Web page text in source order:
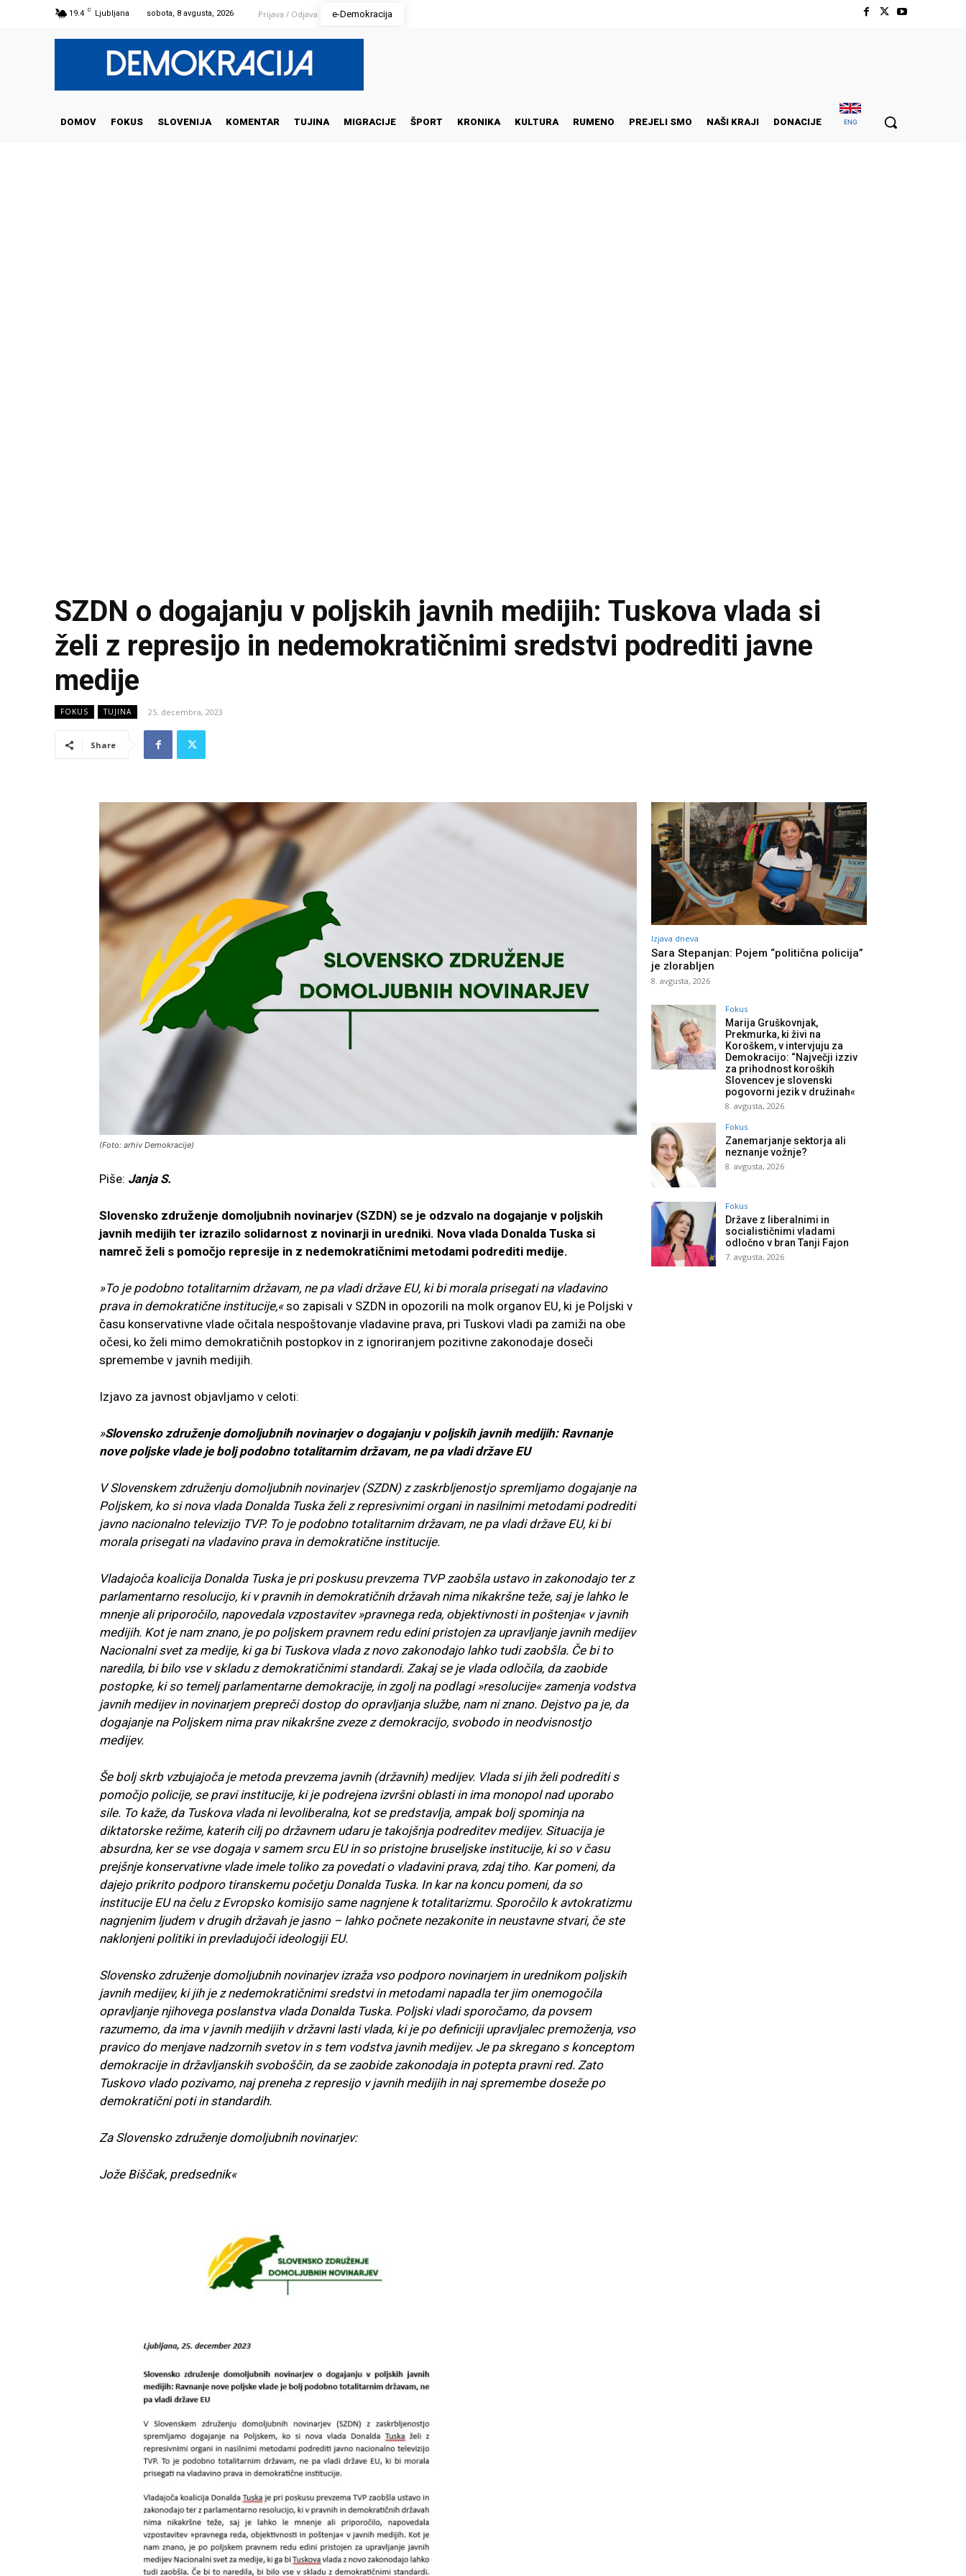
19.4 C Ljubljana sobota, 8 avgusta, 2026 Prijava / Odjava e-Demokracija
DOMOV FOKUS SLOVENIJA KOMENTAR TUJINA MIGRACIJE ŠPORT KRONIKA KULTURA RUMENO PREJELI SMO NAŠI KRAJI DONACIJE ENG
SZDN o dogajanju v poljskih javnih medijih: Tuskova vlada si
želi z represijo in nedemokratičnimi sredstvi podrediti javne
medije
FOKUS TUJINA 25. decembra, 2023
Share
(Foto: arhiv Demokracije)
Piše: Janja S.
Slovensko združenje domoljubnih novinarjev (SZDN) se je odzvalo na dogajanje v poljskih
javnih medijih ter izrazilo solidarnost z novinarji in uredniki. Nova vlada Donalda Tuska si
namreč želi s pomočjo represije in z nedemokratičnimi metodami podrediti medije.
»To je podobno totalitarnim državam, ne pa vladi države EU, ki bi morala prisegati na vladavino
prava in demokratične institucije,«so zapisali v SZDN in opozorili na molk organov EU, ki je Poljski v
času konservativne vlade očitala nespoštovanje vladavine prava, pri Tuskovi vladi pa zamiži na obe
očesi, ko želi mimo demokratičnih postopkov in z ignoriranjem pozitivne zakonodaje doseči
spremembe v javnih medijih.
Izjavo za javnost objavljamo v celoti:
»Slovensko združenje domoljubnih novinarjev o dogajanju v poljskih javnih medijih: Ravnanje
nove poljske vlade je bolj podobno totalitarnim državam, ne pa vladi države EU
V Slovenskem združenju domoljubnih novinarjev (SZDN) z zaskrbljenostjo spremljamo dogajanje na
Poljskem, ko si nova vlada Donalda Tuska želi z represivnimi organi in nasilnimi metodami podrediti
javno nacionalno televizijo TVP. To je podobno totalitarnim državam, ne pa vladi države EU, ki bi
morala prisegati na vladavino prava in demokratične institucije.
Vladajoča koalicija Donalda Tuska je pri poskusu prevzema TVP zaobšla ustavo in zakonodajo ter z
parlamentarno resolucijo, ki v pravnih in demokratičnih državah nima nikakršne teže, saj je lahko le
mnenje ali priporočilo, napovedala vzpostavitev »pravnega reda, objektivnosti in poštenja« v javnih
medijih. Kot je nam znano, je po poljskem pravnem redu edini pristojen za upravljanje javnih medijev
Nacionalni svet za medije, ki ga bi Tuskova vlada z novo zakonodajo lahko tudi zaobšla. Če bi to
naredila, bi bilo vse v skladu z demokratičnimi standardi. Zakaj se je vlada odločila, da zaobide
postopke, ki so temelj parlamentarne demokracije, in zgolj na podlagi »resolucije« zamenja vodstva
javnih medijev in novinarjem prepreči dostop do opravljanja službe, nam ni znano. Dejstvo pa je, da
dogajanje na Poljskem nima prav nikakršne zveze z demokracijo, svobodo in neodvisnostjo
medijev.
Še bolj skrb vzbujajoča je metoda prevzema javnih (državnih) medijev. Vlada si jih želi podrediti s
pomočjo policije, se pravi institucije, ki je podrejena izvršni oblasti in ima monopol nad uporabo
sile. To kaže, da Tuskova vlada ni levoliberalna, kot se predstavlja, ampak bolj spominja na
diktatorske režime, katerih cilj po državnem udaru je takojšnja podreditev medijev. Situacija je
absurdna, ker se vse dogaja v samem srcu EU in so pristojne bruseljske institucije, ki so v času
prejšnje konservativne vlade imele toliko za povedati o vladavini prava, zdaj tiho. Kar pomeni, da
dajejo prikrito podporo tiranskemu početju Donalda Tuska. In kar na koncu pomeni, da so
institucije EU na čelu z Evropsko komisijo same nagnjene k totalitarizmu. Sporočilo k avtokratizmu
nagnjenim ljudem v drugih državah je jasno – lahko počnete nezakonite in neustavne stvari, če ste
naklonjeni politiki in prevladujoči ideologiji EU.
Slovensko združenje domoljubnih novinarjev izraža vso podporo novinarjem in urednikom poljskih
javnih medijev, ki jih je z nedemokratičnimi sredstvi in metodami napadla ter jim onemogočila
opravljanje njihovega poslanstva vlada Donalda Tuska. Poljski vladi sporočamo, da povsem
razumemo, da ima v javnih medijih v državni lasti vlada, ki je po definiciji upravljalec premoženja, vso
pravico do menjave nadzornih svetov in s tem vodstva javnih medijev. Je pa skregano s konceptom
demokracije in državljanskih svoboščin, da se zaobide zakonodaja in potepta pravni red. Zato
Tuskovo vlado pozivamo, naj preneha z represijo v javnih medijih in naj spremembe doseže po
demokratični poti in standardih.
Za Slovensko združenje domoljubnih novinarjev:
Jože Biščak, predsednik«
Izjava dneva
Sara Stepanjan: Pojem “politična policija”
je zlorabljen
8. avgusta, 2026
Fokus
Marija Gruškovnjak,
Prekmurka, ki živi na
Koroškem, v intervjuju za
Demokracijo: “Največji izziv
za prihodnost koroških
Slovencev je slovenski
pogovorni jezik v družinah«
8. avgusta, 2026
Fokus
Zanemarjanje sektorja ali
neznanje vožnje?
8. avgusta, 2026
Fokus
Države z liberalnimi in
socialističnimi vladami
odločno v bran Tanji Fajon
7. avgusta, 2026